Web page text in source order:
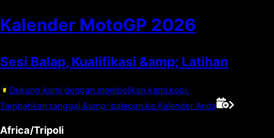
Kalender MotoGP 2026
Sesi Balap, Kualifikasi &amp; Latihan
Dukung kami dengan membelikan kami kopi.
Tambahkan tanggal &amp; balapan ke Kalender Anda
Africa/Tripoli